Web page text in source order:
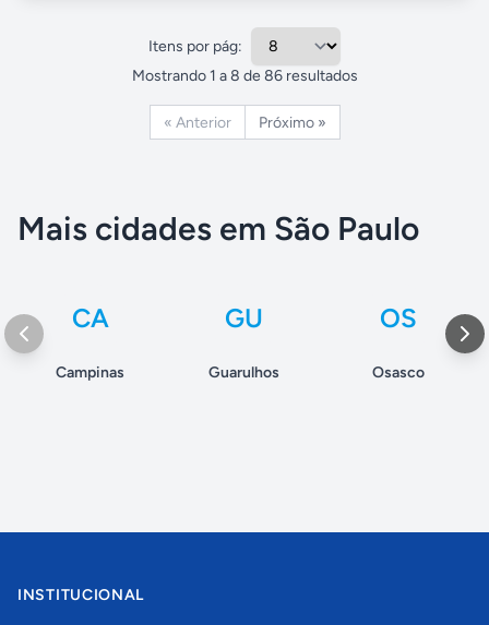
Itens por pág:
Mostrando 1 a8 de 86resultados
« Anterior Próximo »
Mais cidades em São Paulo
CA
Campinas
GU
Guarulhos
OS
Osasco
INSTITUCIONAL